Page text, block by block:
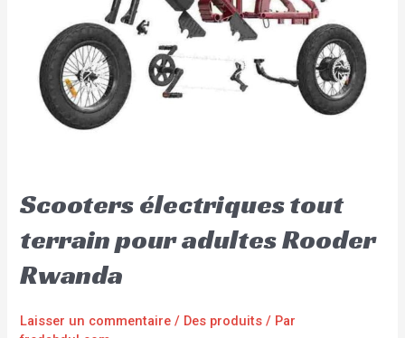
Scooters électriques tout
terrain pour adultes Rooder
Rwanda
Laisser un commentaire / Des produits / Par